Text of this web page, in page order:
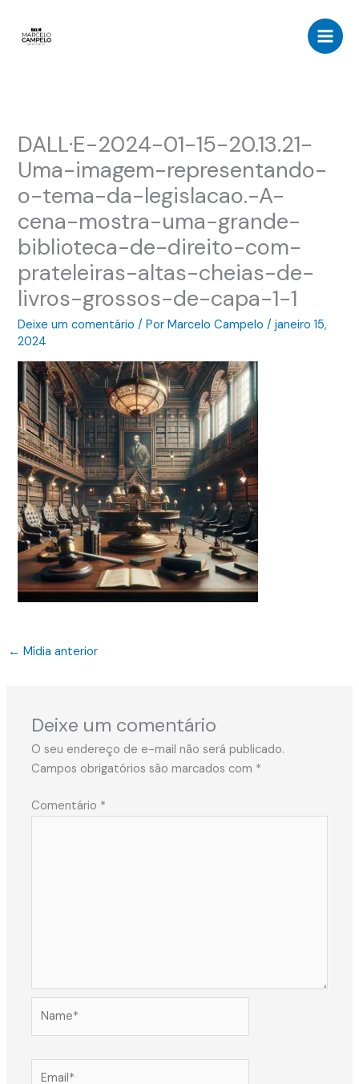
DALL·E-2024-01-15-20.13.21-
Uma-imagem-representando-
o-tema-da-legislacao.-A-
cena-mostra-uma-grande-
biblioteca-de-direito-com-
prateleiras-altas-cheias-de-
livros-grossos-de-capa-1-1
Deixe um comentário / PorMarcelo Campelo/janeiro 15,
2024
← Mídia anterior
Deixe um comentário
O seu endereço de e-mail não será publicado.
Campos obrigatórios são marcados com *
Comentário *